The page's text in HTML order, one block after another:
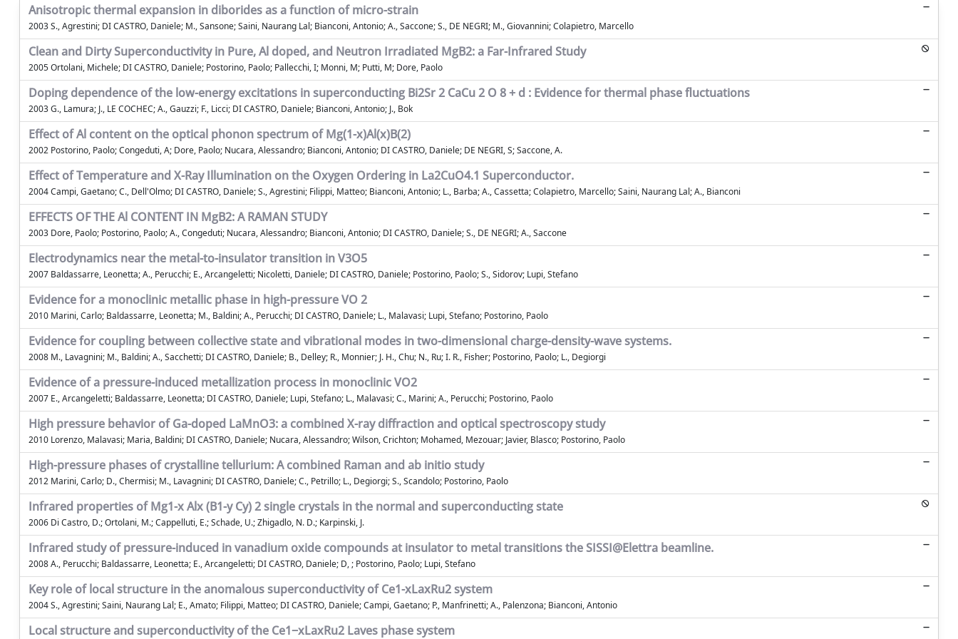
Anisotropic thermal expansion in diborides as a function of micro-strain
2003 S., Agrestini; DI CASTRO, Daniele; M., Sansone; Saini, Naurang Lal; Bianconi, Antonio; A., Saccone; S., DE NEGRI; M., Giovannini; Colapietro, Marcello
Clean and Dirty Superconductivity in Pure, Al doped, and Neutron Irradiated MgB2: a Far-Infrared Study
2005 Ortolani, Michele; DI CASTRO, Daniele; Postorino, Paolo; Pallecchi, I; Monni, M; Putti, M; Dore, Paolo
Doping dependence of the low-energy excitations in superconducting Bi2Sr 2 CaCu 2 O 8 + d : Evidence for thermal phase fluctuations
2003 G., Lamura; J., LE COCHEC; A., Gauzzi; F., Licci; DI CASTRO, Daniele; Bianconi, Antonio; J., Bok
Effect of Al content on the optical phonon spectrum of Mg(1-x)Al(x)B(2)
2002 Postorino, Paolo; Congeduti, A; Dore, Paolo; Nucara, Alessandro; Bianconi, Antonio; DI CASTRO, Daniele; DE NEGRI, S; Saccone, A.
Effect of Temperature and X-Ray Illumination on the Oxygen Ordering in La2CuO4.1 Superconductor.
2004 Campi, Gaetano; C., Dell'Olmo; DI CASTRO, Daniele; S., Agrestini; Filippi, Matteo; Bianconi, Antonio; L., Barba; A., Cassetta; Colapietro, Marcello; Saini, Naurang Lal; A., Bianconi
EFFECTS OF THE Al CONTENT IN MgB2: A RAMAN STUDY
2003 Dore, Paolo; Postorino, Paolo; A., Congeduti; Nucara, Alessandro; Bianconi, Antonio; DI CASTRO, Daniele; S., DE NEGRI; A., Saccone
Electrodynamics near the metal-to-insulator transition in V3O5
2007 Baldassarre, Leonetta; A., Perucchi; E., Arcangeletti; Nicoletti, Daniele; DI CASTRO, Daniele; Postorino, Paolo; S., Sidorov; Lupi, Stefano
Evidence for a monoclinic metallic phase in high-pressure VO 2
2010 Marini, Carlo; Baldassarre, Leonetta; M., Baldini; A., Perucchi; DI CASTRO, Daniele; L., Malavasi; Lupi, Stefano; Postorino, Paolo
Evidence for coupling between collective state and vibrational modes in two-dimensional charge-density-wave systems.
2008 M., Lavagnini; M., Baldini; A., Sacchetti; DI CASTRO, Daniele; B., Delley; R., Monnier; J. H., Chu; N., Ru; I. R., Fisher; Postorino, Paolo; L., Degiorgi
Evidence of a pressure-induced metallization process in monoclinic VO2
2007 E., Arcangeletti; Baldassarre, Leonetta; DI CASTRO, Daniele; Lupi, Stefano; L., Malavasi; C., Marini; A., Perucchi; Postorino, Paolo
High pressure behavior of Ga-doped LaMnO3: a combined X-ray diffraction and optical spectroscopy study
2010 Lorenzo, Malavasi; Maria, Baldini; DI CASTRO, Daniele; Nucara, Alessandro; Wilson, Crichton; Mohamed, Mezouar; Javier, Blasco; Postorino, Paolo
High-pressure phases of crystalline tellurium: A combined Raman and ab initio study
2012 Marini, Carlo; D., Chermisi; M., Lavagnini; DI CASTRO, Daniele; C., Petrillo; L., Degiorgi; S., Scandolo; Postorino, Paolo
Infrared properties of Mg1-x Alx (B1-y Cy) 2 single crystals in the normal and superconducting state
2006 Di Castro, D.; Ortolani, M.; Cappelluti, E.; Schade, U.; Zhigadlo, N. D.; Karpinski, J.
Infrared study of pressure-induced in vanadium oxide compounds at insulator to metal transitions the SISSI@Elettra beamline.
2008 A., Perucchi; Baldassarre, Leonetta; E., Arcangeletti; DI CASTRO, Daniele; D, ; Postorino, Paolo; Lupi, Stefano
Key role of local structure in the anomalous superconductivity of Ce1-xLaxRu2 system
2004 S., Agrestini; Saini, Naurang Lal; E., Amato; Filippi, Matteo; DI CASTRO, Daniele; Campi, Gaetano; P., Manfrinetti; A., Palenzona; Bianconi, Antonio
Local structure and superconductivity of the Ce1−xLaxRu2 Laves phase system